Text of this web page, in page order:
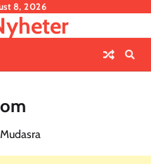
8, 2026
Mudasra